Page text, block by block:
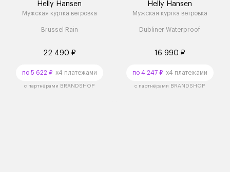
Helly Hansen
Мужская куртка ветровка
Brussel Rain
22 490 ₽
по 5 622 ₽x4 платежами
с партнёрами BRANDSHOP
Helly Hansen
Мужская куртка ветровка
Dubliner Waterproof
16 990 ₽
по 4 247 ₽x4 платежами
с партнёрами BRANDSHOP